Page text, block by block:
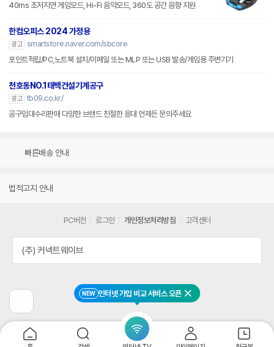
NEW 인터넷 가입 비교 서비스 오픈 닫기
40ms 초저지연 게임모드, Hi-Fi 음악모드, 360도 공간 음향 지원
한컴오피스 2024 가정용
광고 smartstore.naver.com/sbcore
포인트적립/PC,노트북 설치/이메일 또는 MLP 또는 USB 발송/게임용 주변기기
천호동NO.1태백건설기계공구
광고 tb09.co.kr/
공구임대수리판매 다양한 브랜드 친절한 응대 언제든 문의주세요
빠른배송 안내
법적고지 안내
전
페
이
지
PC버전 로그인 개인정보처리방침 고객센터
(주) 커넥트웨이브